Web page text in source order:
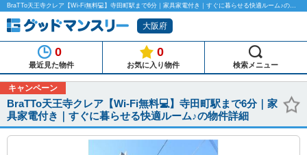
BraTTo天王寺クレア【Wi-Fi無料💻】寺田町駅まで6分｜家具家電付き｜すぐに暮らせる快適ルーム♪のマンスリーマンション物件詳細「グッドマンスリー」
大阪府
0
最近見た物件
0
お気に入り物件 検索メニュー
キャンペーン
BraTTo天王寺クレア【Wi-Fi無料💻】寺田町駅まで6分｜家
具家電付き｜すぐに暮らせる快適ルーム♪の物件詳細